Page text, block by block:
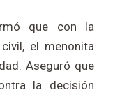
que con la
el menonita
Aseguró que
la decisión